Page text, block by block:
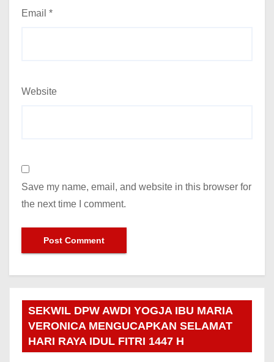
Email *
Website
Save my name, email, and website in this browser for
the next time I comment.
SEKWIL DPW AWDI YOGJA IBU MARIA
VERONICA MENGUCAPKAN SELAMAT
HARI RAYA IDUL FITRI 1447 H